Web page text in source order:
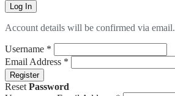
Log In
Account details will be confirmed via email.
Username *
Email Address *
Register
Reset Password